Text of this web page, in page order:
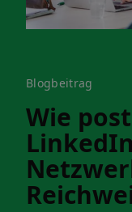
Blogbeitrag
Wie